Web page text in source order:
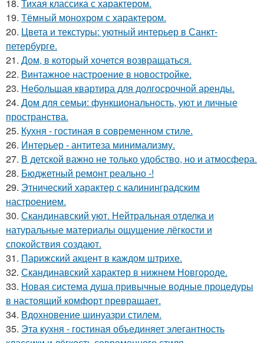
18. Тихая классика с характером.
19. Тёмный монохром с характером.
20. Цвета и текстуры: уютный интерьер в Санкт-
петербурге.
21. Дом, в который хочется возвращаться.
22. Винтажное настроение в новостройке.
23. Небольшая квартира для долгосрочной аренды.
24. Дом для семьи: функциональность, уют и личные
пространства.
25. Кухня - гостиная в современном стиле.
26. Интерьер - антитеза минимализму.
27. В детской важно не только удобство, но и атмосфера.
28. Бюджетный ремонт реально -!
29. Этнический характер с калининградским
настроением.
30. Скандинавский уют. Нейтральная отделка и
натуральные материалы ощущение лёгкости и
спокойствия создают.
31. Парижский акцент в каждом штрихе.
32. Скандинавский характер в нижнем Новгороде.
33. Новая система душа привычные водные процедуры
в настоящий комфорт превращает.
34. Вдохновение шинуазри стилем.
35. Эта кухня - гостиная объединяет элегантность